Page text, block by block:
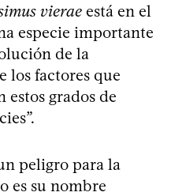
vierae está en el
especie importante
de la
los factores que
grados de
peligro para la
es su nombre